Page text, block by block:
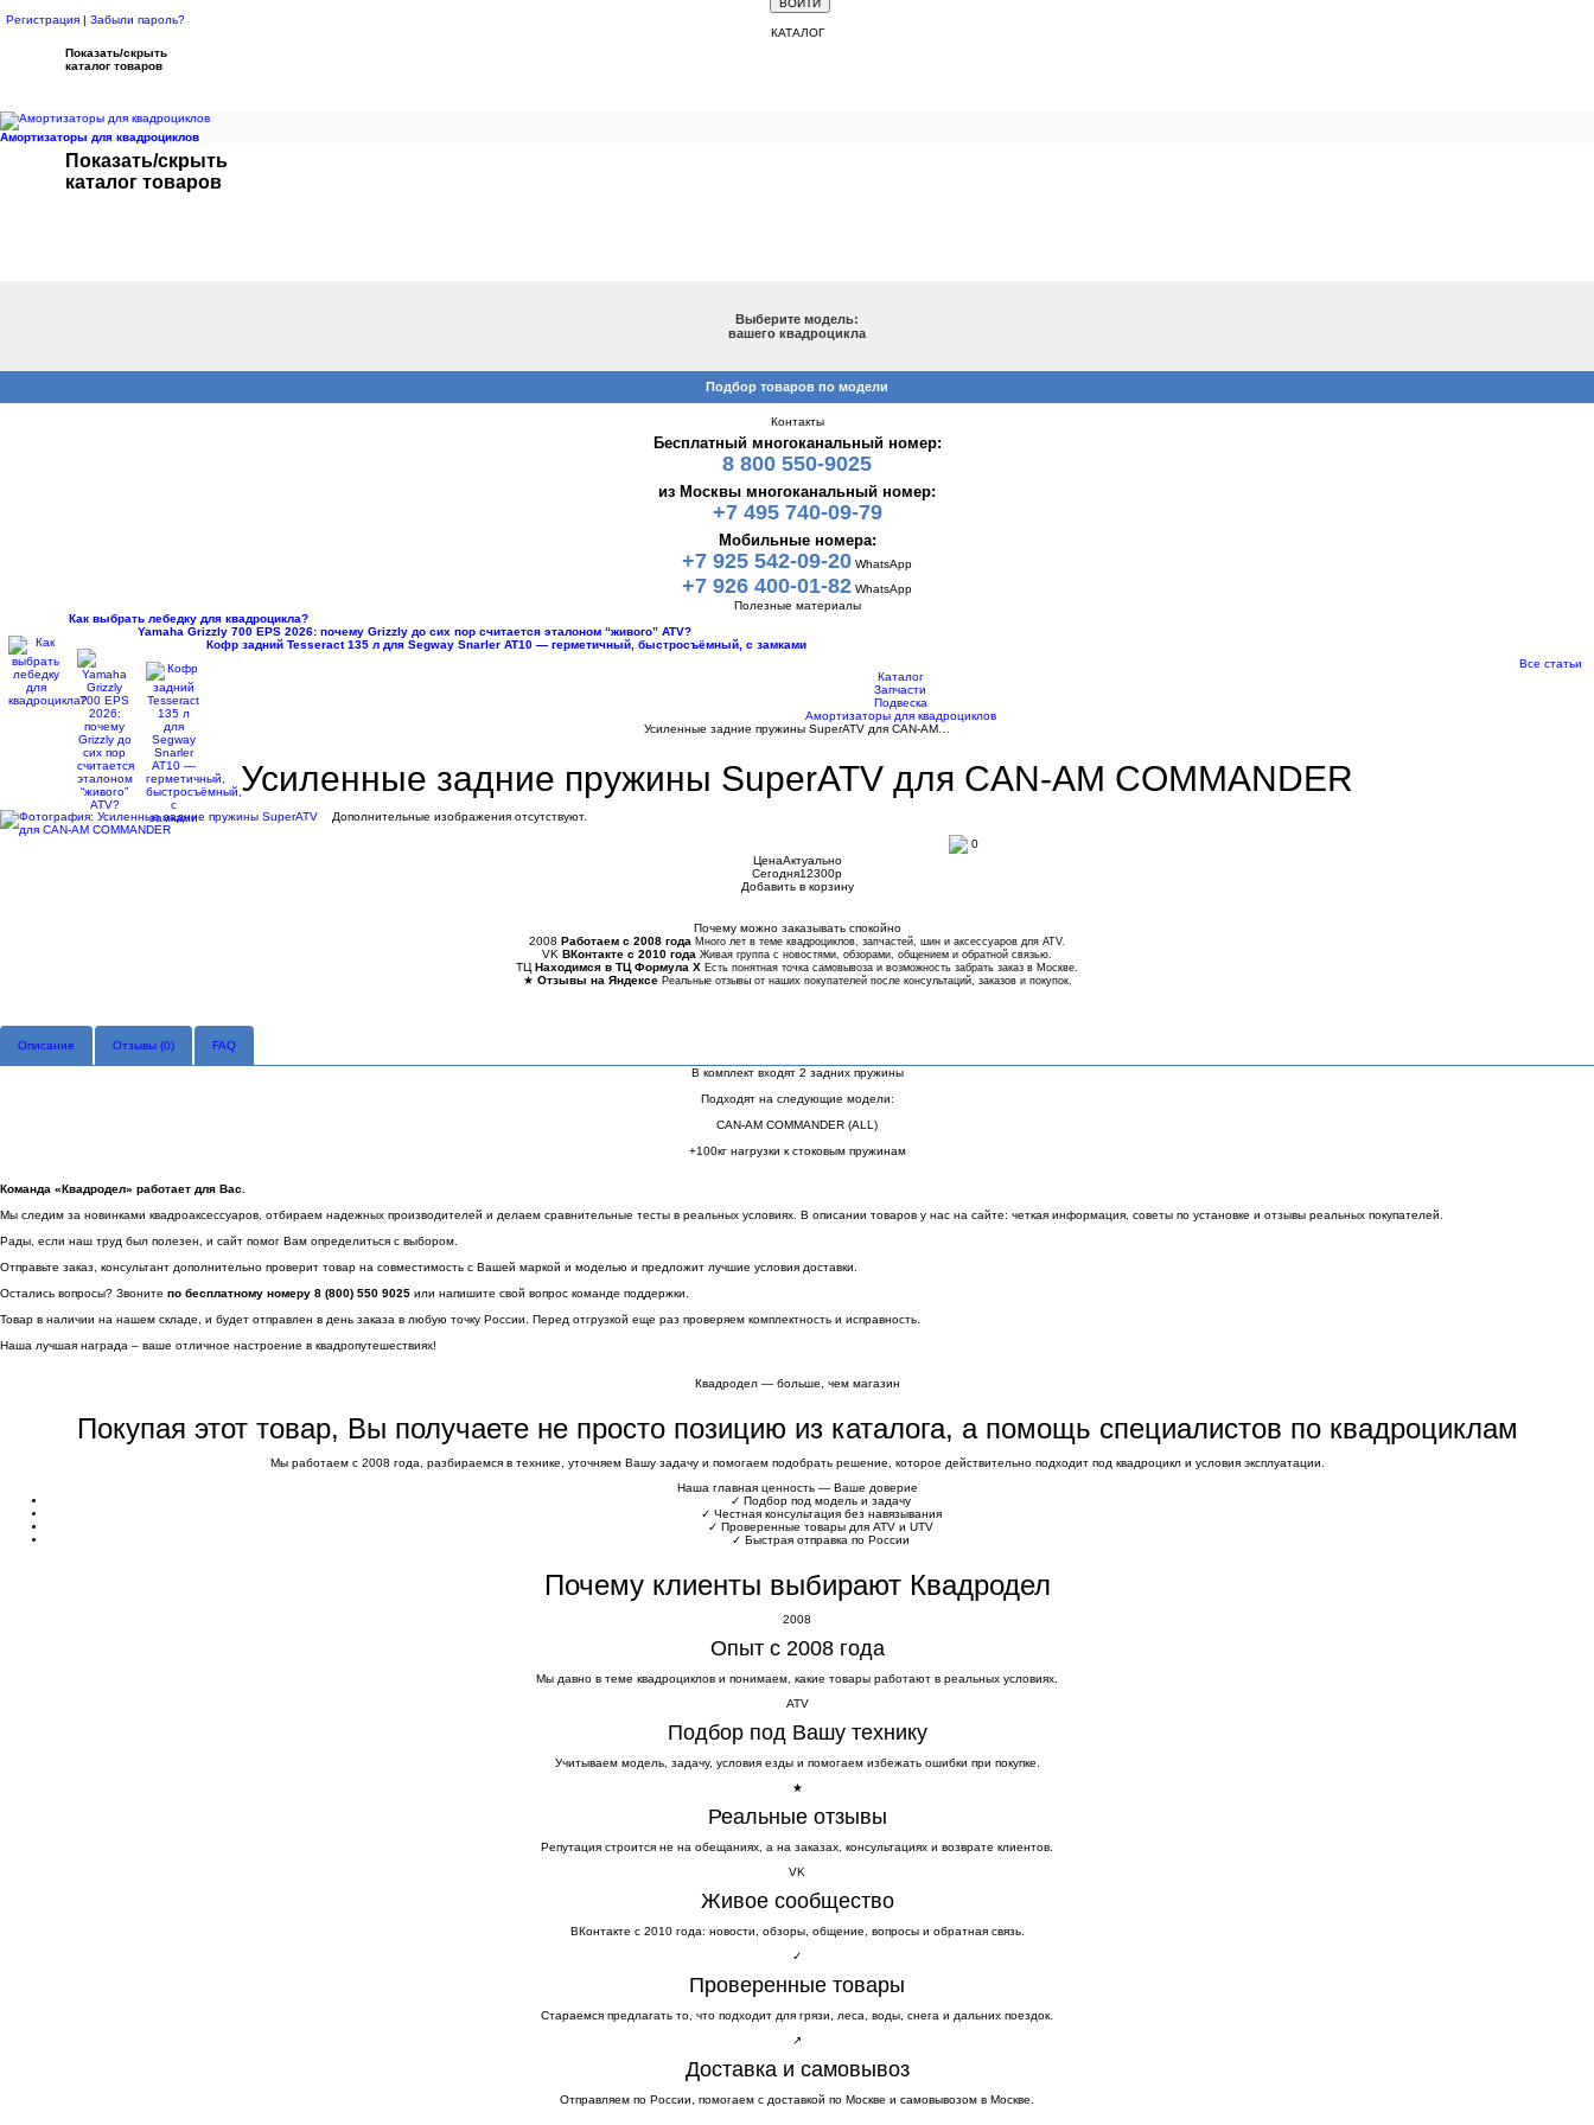
Регистрация
Забыли пароль?
КАТАЛОГ
Показать/скрыть
каталог товаров
Амортизаторы для квадроциклов
Показать/скрыть
каталог товаров
Выберите модель:
вашего квадроцикла
Подбор товаров по модели
Контакты
Бесплатный многоканальный номер:
8 800 550-9025
из Москвы многоканальный номер:
+7 495 740-09-79
Мобильные номера:
+7 925 542-09-20 WhatsApp
+7 926 400-01-82 WhatsApp
Полезные материалы
Как выбрать лебедку для квадроцикла?
Yamaha Grizzly 700 EPS 2026: почему Grizzly до сих пор считается эталоном “живого” ATV?
Кофр задний Tesseract 135 л для Segway Snarler AT10 — герметичный, быстросъёмный, с замками
Все статьи
Каталог
Запчасти
Подвеска
Амортизаторы для квадроциклов
Усиленные задние пружины SuperATV для CAN-AM…
Усиленные задние пружины SuperATV для CAN-AM COMMANDER
Дополнительные изображения отсутствуют.
0
ЦенаАктуально
Сегодня12300p
Добавить в корзину
Почему можно заказывать спокойно
2008 Работаем с 2008 года Много лет в теме квадроциклов, запчастей, шин и аксессуаров для ATV.
VK ВКонтакте с 2010 года Живая группа с новостями, обзорами, общением и обратной связью.
ТЦ Находимся в ТЦ Формула Х Есть понятная точка самовывоза и возможность забрать заказ в Москве.
★ Отзывы на Яндексе Реальные отзывы от наших покупателей после консультаций, заказов и покупок.
Описание Отзывы (0) FAQ
В комплект входят 2 задних пружины
Подходят на следующие модели:
CAN-AM COMMANDER (ALL)
+100кг нагрузки к стоковым пружинам
Команда «Квадродел» работает для Вас.
Мы следим за новинками квадроаксессуаров, отбираем надежных производителей и делаем сравнительные тесты в реальных условиях. В описании товаров у нас на сайте: четкая информация, советы по установке и отзывы реальных покупателей.
Рады, если наш труд был полезен, и сайт помог Вам определиться с выбором.
Отправьте заказ, консультант дополнительно проверит товар на совместимость с Вашей маркой и моделью и предложит лучшие условия доставки.
Остались вопросы? Звоните по бесплатному номеру 8 (800) 550 9025 или напишите свой вопрос команде поддержки.
Товар в наличии на нашем складе, и будет отправлен в день заказа в любую точку России. Перед отгрузкой еще раз проверяем комплектность и исправность.
Наша лучшая награда – ваше отличное настроение в квадропутешествиях!
Квадродел — больше, чем магазин
Покупая этот товар, Вы получаете не просто позицию из каталога, а помощь специалистов по квадроциклам
Мы работаем с 2008 года, разбираемся в технике, уточняем Вашу задачу и помогаем подобрать решение, которое действительно подходит под квадроцикл и условия эксплуатации.
Наша главная ценность — Ваше доверие
✓ Подбор под модель и задачу
✓ Честная консультация без навязывания
✓ Проверенные товары для ATV и UTV
✓ Быстрая отправка по России
Почему клиенты выбирают Квадродел
2008
Опыт с 2008 года
Мы давно в теме квадроциклов и понимаем, какие товары работают в реальных условиях.
ATV
Подбор под Вашу технику
Учитываем модель, задачу, условия езды и помогаем избежать ошибки при покупке.
★
Реальные отзывы
Репутация строится не на обещаниях, а на заказах, консультациях и возврате клиентов.
VK
Живое сообщество
ВКонтакте с 2010 года: новости, обзоры, общение, вопросы и обратная связь.
✓
Проверенные товары
Стараемся предлагать то, что подходит для грязи, леса, воды, снега и дальних поездок.
↗
Доставка и самовывоз
Отправляем по России, помогаем с доставкой по Москве и самовывозом в Москве.